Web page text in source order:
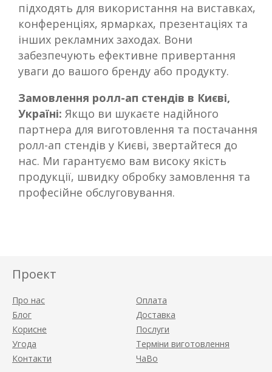
підходять для використання на виставках,
конференціях, ярмарках, презентаціях та
інших рекламних заходах. Вони
забезпечують ефективне привертання
уваги до вашого бренду або продукту.
Замовлення ролл-ап стендів в Києві,
Україні: Якщо ви шукаєте надійного
партнера для виготовлення та постачання
ролл-ап стендів у Києві, звертайтеся до
нас. Ми гарантуємо вам високу якість
продукції, швидку обробку замовлення та
професійне обслуговування.
Проект
Про нас
Блог
Корисне
Угода
Контакти
Оплата
Доставка
Послуги
Терміни виготовлення
ЧаВо